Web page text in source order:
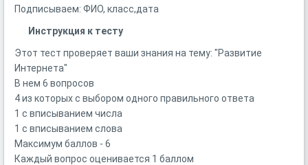
Подписываем: ФИО, класс,дата
Инструкция к тесту
Этот тест проверяет ваши знания на тему: "Развитие
Интернета"
В нем 6 вопросов
4 из которых с выбором одного правильного ответа
1 с вписыванием числа
1 с вписыванием слова
Максимум баллов - 6
Каждый вопрос оценивается 1 баллом